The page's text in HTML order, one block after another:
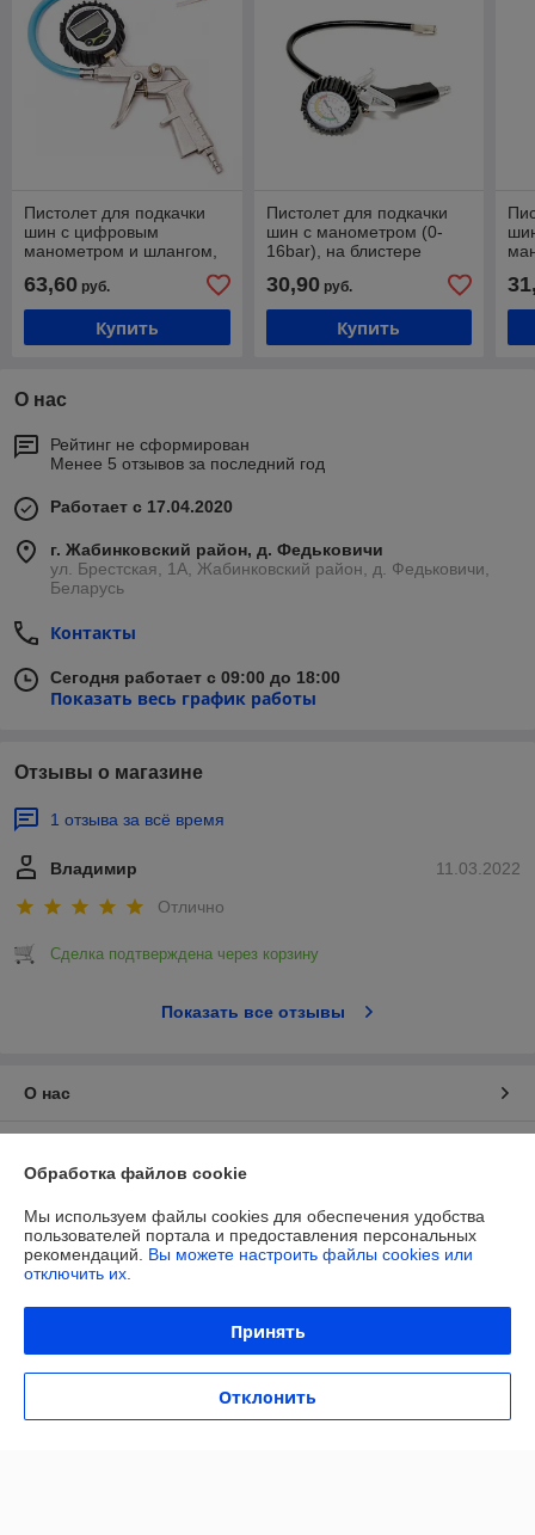
Пистолет для подкачки
шин с цифровым
манометром и шлангом,
63,60 руб.
Купить
Пистолет для подкачки
шин с манометром (0-
16bar), на блистере
30,90руб.
Купить
О нас
Рейтинг не сформирован
Менее 5 отзывов за последний год
Работает с 17.04.2020
г. Жабинковский район, д. Федьковичи
ул. Брестская, 1А, Жабинковский район, д. Федьковичи,
Беларусь
Контакты
Сегодня работает с 09:00 до 18:00
Показать весь график работы
Отзывы о магазине
1 отзыва за всё время
11.03.2022
Владимир
Отлично
Сделка подтверждена через корзину
Показать все отзывы
О нас
График работы
Политика обработки cookies
Обработка файлов cookie
Мы используем файлы cookies для обеспечения удобства
пользователей портала и предоставления персональных
рекомендаций. Вы можете настроить файлы cookies или
отключить их.
Принять
Отклонить